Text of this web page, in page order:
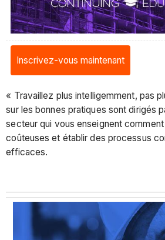
Inscrivez-vous maintenant
« Travaillez plus intelligemment, pas
sur les bonnes pratiques sont dirigés
secteur qui vous enseignent
coûteuses et établir des processus
efficaces.